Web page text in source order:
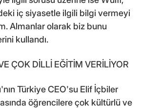
iç siyasetle ilgili bilgi vermeyi
Almanlar olarak biz bunu
kullandı.
ÇOK DİLLİ EĞİTİM VERİLİYOR
Türkiye CEO'su Elif İçbiler
öğrencilere çok kültürlü ve